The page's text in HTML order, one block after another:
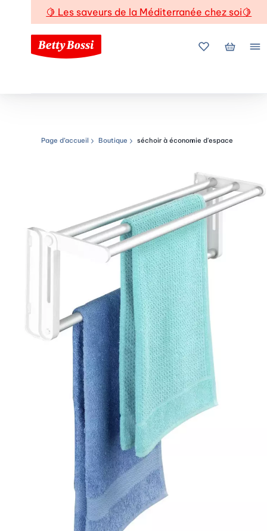
🍋 Les saveurs de la Méditerranée chez soi🍋
Mes favoris
Mon
Chemin de navigation
Page d’accueil Boutique séchoir à économie d'espace